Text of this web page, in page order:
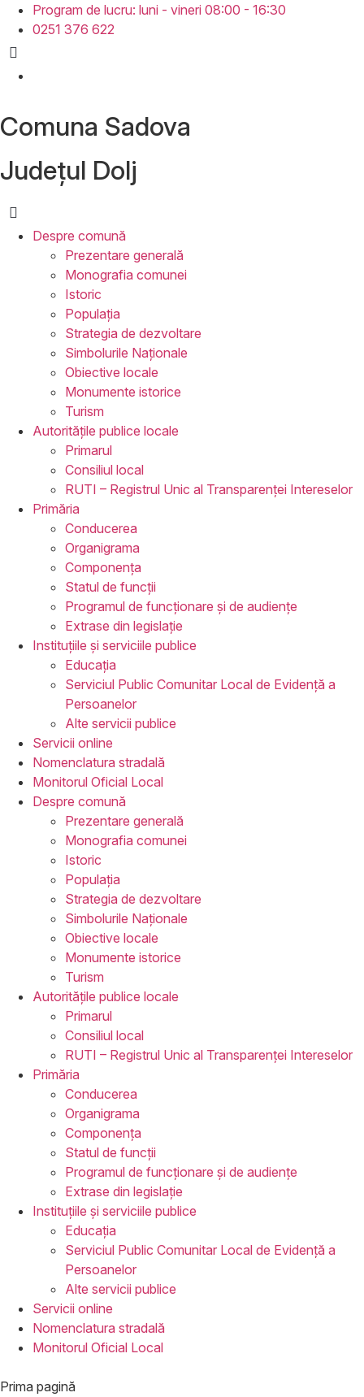
Skip
content
Program de lucru: luni - vineri 08:00 - 16:30
0251 376 622
Comuna Sadova
Județul Dolj
Despre comună
Prezentare generală
Monografia comunei
Istoric
Populația
Strategia de dezvoltare
Simbolurile Naționale
Obiective locale
Monumente istorice
Turism
Autoritățile publice locale
Primarul
Consiliul local
RUTI – Registrul Unic al Transparenței Intereselor
Primăria
Conducerea
Organigrama
Componența
Statul de funcții
Programul de funcționare și de audiențe
Extrase din legislație
Instituțiile și serviciile publice
Educația
Serviciul Public Comunitar Local de Evidență a
Persoanelor
Alte servicii publice
Servicii online
Nomenclatura stradală
Monitorul Oficial Local
Despre comună
Prezentare generală
Monografia comunei
Istoric
Populația
Strategia de dezvoltare
Simbolurile Naționale
Obiective locale
Monumente istorice
Turism
Autoritățile publice locale
Primarul
Consiliul local
RUTI – Registrul Unic al Transparenței Intereselor
Primăria
Conducerea
Organigrama
Componența
Statul de funcții
Programul de funcționare și de audiențe
Extrase din legislație
Instituțiile și serviciile publice
Educația
Serviciul Public Comunitar Local de Evidență a
Persoanelor
Alte servicii publice
Servicii online
Nomenclatura stradală
Monitorul Oficial Local
Prima pagină